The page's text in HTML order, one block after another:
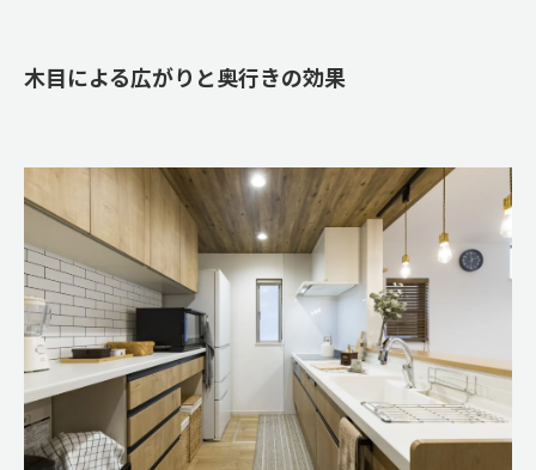
木目による広がりと奥行きの効果